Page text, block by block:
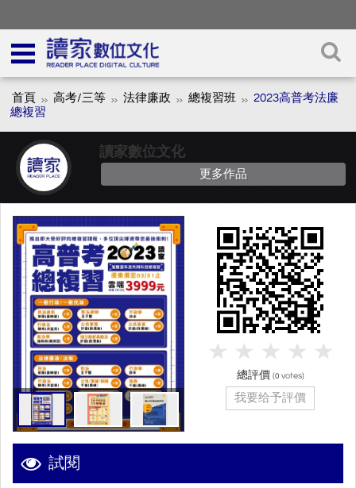
首頁 高考/三等 法律廉政 總複習班
2023高普考法廉
總複習
讀家數位文化
更多作品
試閱
總評價 (0 votes)
我要给予評價